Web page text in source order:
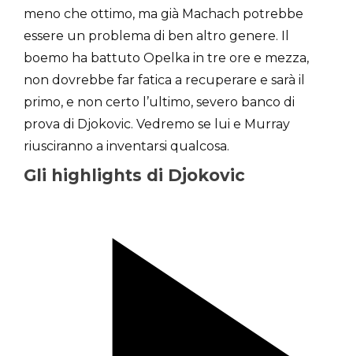
meno che ottimo, ma già Machach potrebbe
essere un problema di ben altro genere. Il
boemo ha battuto Opelka in tre ore e mezza,
non dovrebbe far fatica a recuperare e sarà il
primo, e non certo l’ultimo, severo banco di
prova di Djokovic. Vedremo se lui e Murray
riusciranno a inventarsi qualcosa.
Gli highlights di Djokovic